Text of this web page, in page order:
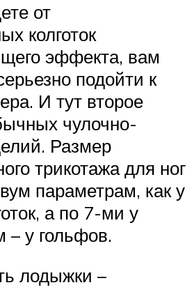
от
колготок
эффекта, вам
подойти к
И тут второе
чулочно-
Размер
трикотажа для ног
параметрам, как у
а по 7-ми у
– у гольфов.
лодыжки –